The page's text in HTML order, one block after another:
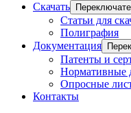
Скачать
Статьи для
Полиграфия
Документация
Патенты и
Нормативные
Опросные
Контакты